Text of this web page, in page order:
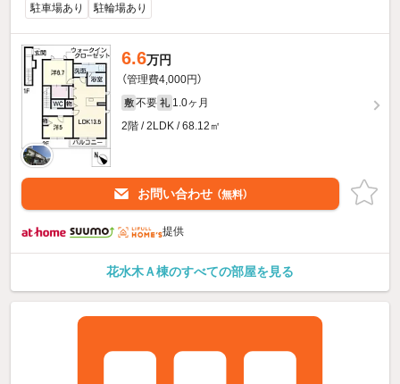
駐車場あり 駐輪場あり
6.6万円
（管理費4,000円）
敷 不要 礼 1.0ヶ月
2階 / 2LDK / 68.12㎡
お問い合わせ （無料）
提供
花水木Ａ棟のすべての部屋を見る